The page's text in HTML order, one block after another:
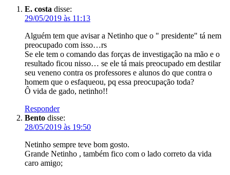
E. costa disse:
29/05/2019 às 11:13
Alguém tem que avisar a Netinho que o " presidente" tá nem
preocupado com isso…rs
Se ele tem o comando das forças de investigação na mão e o
resultado ficou nisso… se ele tá mais preocupado em destilar
seu veneno contra os professores e alunos do que contra o
homem que o esfaqueou, pq essa preocupação toda?
Ô vida de gado, netinho!!
Responder
Bento disse:
28/05/2019 às 19:50
Netinho sempre teve bom gosto.
Grande Netinho , também fico com o lado correto da vida
caro amigo;